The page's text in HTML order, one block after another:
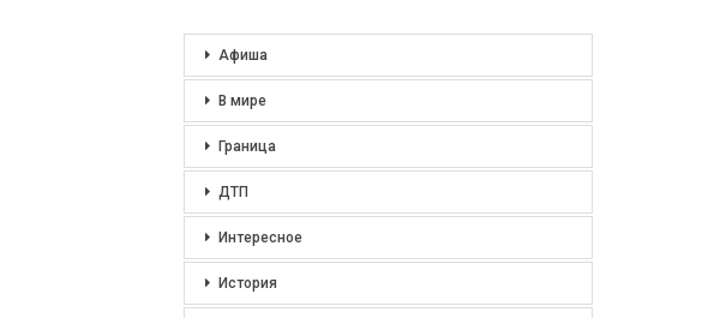
Афиша
В мире
Граница
ДТП
Интересное
История